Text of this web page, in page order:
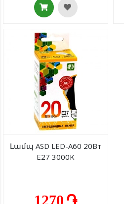
Լամպ ASD LED-A60 20Вт
E27 3000K
1270 ֏